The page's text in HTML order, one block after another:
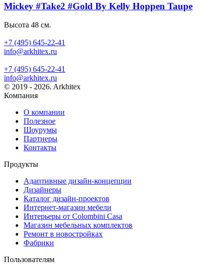
Mickey #Take2 #Gold By Kelly Hoppen Taupe
Высота 48 см.
+7 (495) 645-22-41
info@arkhitex.ru
+7 (495) 645-22-41
info@arkhitex.ru
© 2019 - 2026. Arkhitex
Компания
О компании
Полезное
Шоурумы
Партнеры
Контакты
Продукты
Адаптивные дизайн-концепции
Дизайнеры
Каталог дизайн-проектов
Интернет-магазин мебели
Интерьеры от Colombini Casa
Магазин мебельных комплектов
Ремонт в новостройках
Фабрики
Пользователям